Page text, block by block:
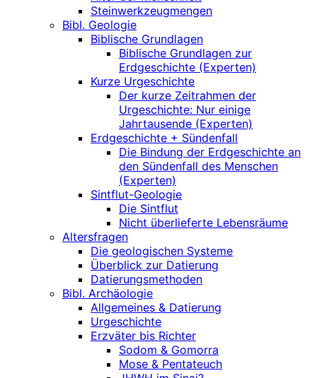
Steinwerkzeugmengen
Bibl. Geologie
Biblische Grundlagen
Biblische Grundlagen zur
Erdgeschichte (Experten)
Kurze Urgeschichte
Der kurze Zeitrahmen der
Urgeschichte: Nur einige
Jahrtausende (Experten)
Erdgeschichte + Sündenfall
Die Bindung der Erdgeschichte an
den Sündenfall des Menschen
(Experten)
Sintflut-Geologie
Die Sintflut
Nicht überlieferte Lebensräume
Altersfragen
Die geologischen Systeme
Überblick zur Datierung
Datierungsmethoden
Bibl. Archäologie
Allgemeines & Datierung
Urgeschichte
Erzväter bis Richter
Sodom & Gomorra
Mose & Pentateuch